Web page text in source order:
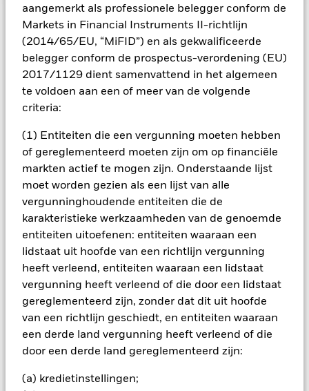
aangemerkt als professionele belegger conform de
Markets in Financial Instruments II-richtlijn
(2014/65/EU, “MiFID”) en als gekwalificeerde
belegger conform de prospectus-verordening (EU)
2017/1129 dient samenvattend in het algemeen
te voldoen aan een of meer van de volgende
criteria:
(1) Entiteiten die een vergunning moeten hebben
of gereglementeerd moeten zijn om op financiële
markten actief te mogen zijn. Onderstaande lijst
moet worden gezien als een lijst van alle
vergunninghoudende entiteiten die de
karakteristieke werkzaamheden van de genoemde
entiteiten uitoefenen: entiteiten waaraan een
lidstaat uit hoofde van een richtlijn vergunning
heeft verleend, entiteiten waaraan een lidstaat
vergunning heeft verleend of die door een lidstaat
gereglementeerd zijn, zonder dat dit uit hoofde
van een richtlijn geschiedt, en entiteiten waaraan
een derde land vergunning heeft verleend of die
door een derde land gereglementeerd zijn:
(a) kredietinstellingen;
BELANGRIJKE GEGEVENS: Kapitaalrisico.De waarde en
het rendement van beleggingen kunnen dalen en stijgen, en
zijn niet gegarandeerd. Beleggers verliezen mogelijk hun
oorspronkelijke inleg.
Alle aandelenklassen met valutahedging van dit fonds
gebruiken derivaten om valutarisico's af te dekken. Het
potentieel besmettingsrisico (ook bekend als spill-over) voor
beheermaatschappij van het fonds waarborgt dat er
geschikte procedures worden gebruikt om het
besmettingsrisico voor andere aandelenklassen te
minimaliseren. Via het uitklapvakje direct onder de naam van
het fonds, kunt u een lijst van alle aandelenklassen in het
fonds bekijken – aandelenklassen met valutahedging worden
aangegeven door het woord 'Hedged' in de naam van de
aandelenklassen met valutahedging op aanvraag
verkrijgbaar bij de beheermaatschappij van het fonds.
In de mate waarin het Fonds effecten uitleent om zijn kosten
te reduceren, ontvangt het Fonds 62,5% van de hiermee
verbonden inkomsten en komen de resterende 37,5% ten
goede aan BlackRock als effectenuitleenagent. Aangezien de
exploitatiekosten van het Fonds niet verhoogt, is deze niet in